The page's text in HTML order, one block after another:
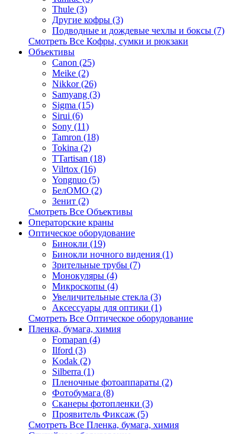
Thule (3)
Другие кофры (3)
Подводные и дождевые чехлы и боксы (7)
Смотреть Все Кофры, сумки и рюкзаки
Объективы
Canon (25)
Meike (2)
Nikkor (26)
Samyang (3)
Sigma (15)
Sirui (6)
Sony (11)
Tamron (18)
Tokina (2)
TTartisan (18)
Vilrtox (16)
Yongnuo (5)
БелOMO (2)
Зенит (2)
Смотреть Все Объективы
Операторские краны
Оптическое оборудование
Бинокли (19)
Бинокли ночного видения (1)
Зрительные трубы (7)
Монокуляры (4)
Микроскопы (4)
Увеличительные стекла (3)
Аксессуары для оптики (1)
Смотреть Все Оптическое оборудование
Пленка, бумага, химия
Fomapan (4)
Ilford (3)
Kodak (2)
Silberra (1)
Пленочные фотоаппараты (2)
Фотобумага (8)
Сканеры фотопленки (3)
Проявитель Фиксаж (5)
Смотреть Все Пленка, бумага, химия